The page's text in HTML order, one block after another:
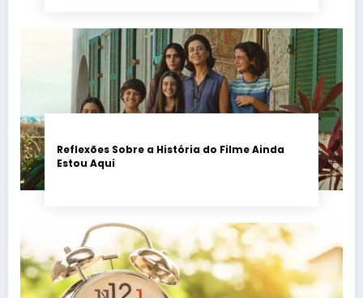
Reflexões Sobre a História do Filme Ainda
Estou Aqui